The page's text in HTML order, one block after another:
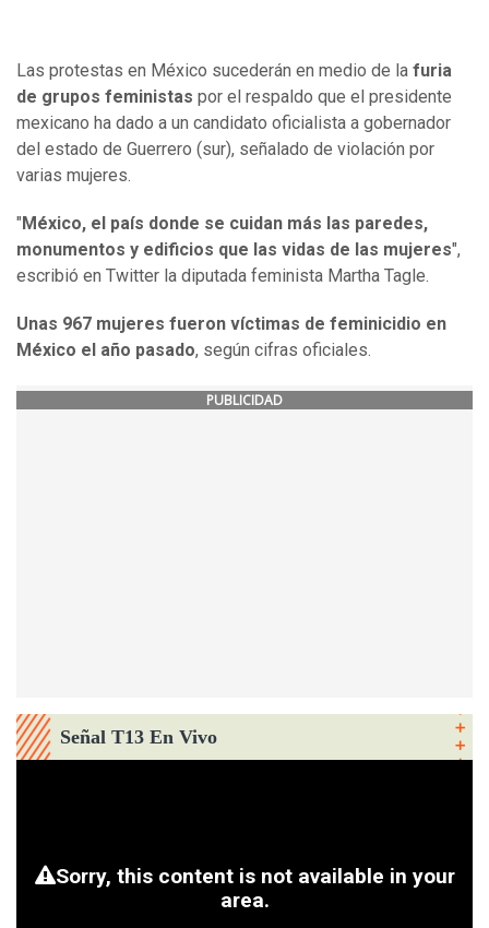
Las protestas en México sucederán en medio de la furia
de grupos feministas por el respaldo que el presidente
mexicano ha dado a un candidato oficialista a gobernador
del estado de Guerrero (sur), señalado de violación por
varias mujeres.
" México, el país donde se cuidan más las paredes,
monumentos y edificios que las vidas de las mujeres",
escribió en Twitter la diputada feminista Martha Tagle.
Unas 967 mujeres fueron víctimas de feminicidio en
México el año pasado, según cifras oficiales.
PUBLICIDAD
Señal T13 En Vivo